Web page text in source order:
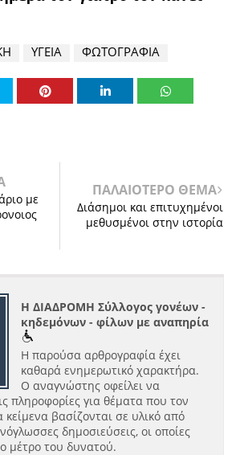
ΥΓΕΙΑ ΦΩΤΟΓΡΑΦΙΑ
με
ΠΑΛΑΙΟΤΕΡΟ ΘΕΜΑ
Διάσημοι και επιτυχημένοι
μεθυσμένοι στην ιστορία
Η ΔΙΑΔΡΟΜΗ Σύλλογος γονέων -
κηδεμόνων - φίλων με αναπηρία
Η παρούσα αρθρογραφία έχει
καθαρά ενημερωτικό χαρακτήρα.
Ο αναγνώστης οφείλει να
πληροφορίες για θέματα που τον
βασίζονται σε υλικό από
δημοσιεύσεις, οι οποίες
μέτρο του δυνατού.